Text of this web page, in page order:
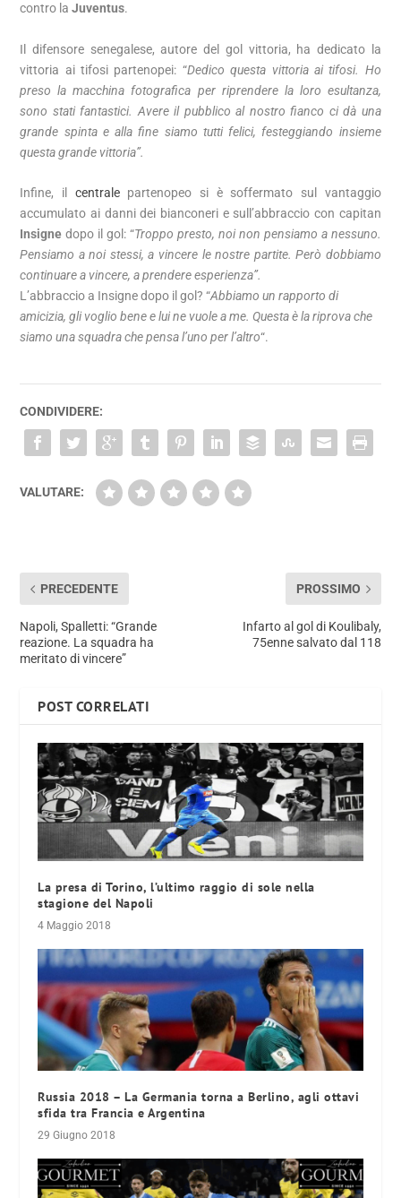
contro laJuventus.
Il difensore senegalese, autore del gol vittoria, ha dedicato la
vittoria ai tifosi partenopei: “Dedico questa vittoria ai tifosi. Ho
preso la macchina fotografica per riprendere la loro esultanza,
sono stati fantastici. Avere il pubblico al nostro fianco ci dà una
grande spinta e alla fine siamo tutti felici, festeggiando insieme
questa grande vittoria”.
Infine, il centralepartenopeo si è soffermato sul vantaggio
accumulato ai danni dei bianconeri e sull’abbraccio con capitan
Insigne dopo il gol: “Troppo presto, noi non pensiamo a nessuno.
Pensiamo a noi stessi, a vincere le nostre partite. Però dobbiamo
continuare a vincere, a prendere esperienza”.
L’abbraccio a Insigne dopo il gol? “Abbiamo un rapporto di
amicizia, gli voglio bene e lui ne vuole a me. Questa è la riprova che
siamo una squadra che pensa l’uno per l’altro“.
CONDIVIDERE:
VALUTARE:
PRECEDENTE
Napoli, Spalletti: “Grande
reazione. La squadra ha
meritato di vincere”
PROSSIMO
Infarto al gol di Koulibaly,
75enne salvato dal 118
POST CORRELATI
La presa di Torino, l’ultimo raggio di sole nella
stagione del Napoli
4 Maggio 2018
Russia 2018 – La Germania torna a Berlino, agli ottavi
sfida tra Francia e Argentina
29 Giugno 2018